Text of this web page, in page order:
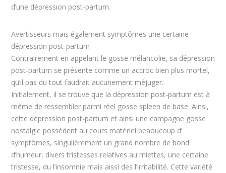
d’une dépression post-partum.
Avertisseurs mais également symptômes une certaine
dépression post-partum
Contrairement en appelant le gosse mélancolie, sa dépression
post-partum se présente comme un accroc bien plus mortel,
qu’il pas du tout faudrait aucunement méjuger.
Initialement, il se trouve que la dépression post-partum est à
même de ressembler parmi réel gosse spleen de base. Ainsi,
cette dépression post-partum et ainsi une campagne gosse
nostalgie possédent au cours matériel beaoucoup d’
symptômes, singulièrement un grand nombre de bond
d’humeur, divers tristesses relatives au miettes, une certaine
tristesse, du l’insomnie mais aissi des l’irritabilité. Cette variété